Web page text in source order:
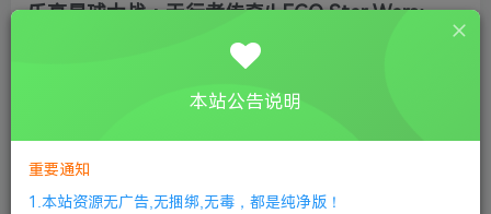
乐高星球大战：天行者传奇/LEGO Star Wars:
付费资源
本站公告说明
重要通知
1.本站资源无广告,无捆绑,无毒，都是纯净版！